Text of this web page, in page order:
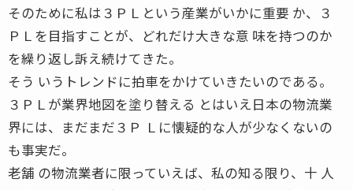
そのために私は３ＰＬという産業がいかに重要 か、３
ＰＬを目指すことが、どれだけ大きな意 味を持つのか
を繰り返し訴え続けてきた。
そう いうトレンドに拍車をかけていきたいのである。
３ＰＬが業界地図を塗り替える とはいえ日本の物流業
界には、まだまだ３Ｐ Ｌに懐疑的な人が少なくないの
も事実だ。
老舗 の物流業者に限っていえば、私の知る限り、十 人